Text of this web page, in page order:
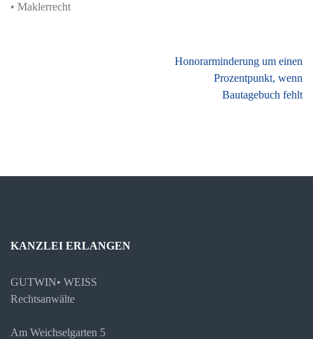
• Maklerrecht
Honorarminderung um einen
Prozentpunkt, wenn
Bautagebuch fehlt
KANZLEI ERLANGEN
GUTWIN• WEISS
Rechtsanwälte
Am Weichselgarten 5